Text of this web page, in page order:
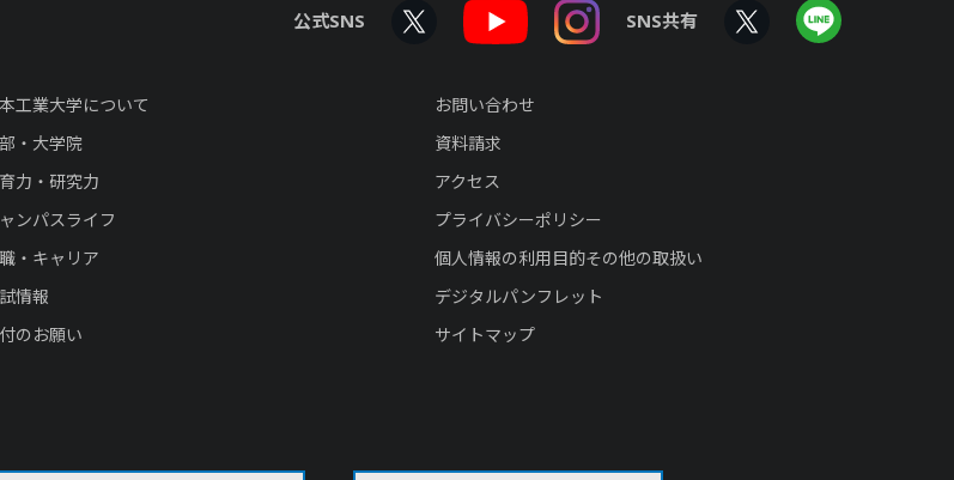
工業大学について
・大学院
力・研究力
ンパスライフ
・キャリア
情報
のお願い
お問い合わせ
資料請求
アクセス
プライバシーポリシー
個人情報の利用目的その他の取扱い
デジタルパンフレット
サイトマップ
公式SNS SNS共有